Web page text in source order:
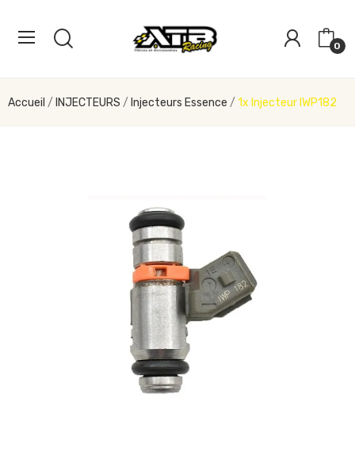
0
Accueil INJECTEURS Injecteurs Essence 1x Injecteur IWP182